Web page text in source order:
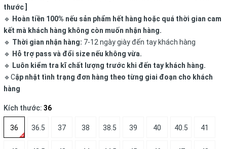
thước ]
🔹 Hoàn tiền 100% nếu sản phẩm hết hàng hoặc quá thời gian cam
kết mà khách hàng không còn muốn nhận hàng.
🔹 Thời gian nhận hàng: 7-12 ngày giày đến tay khách hàng
🔹 Hỗ trợ pass và đổi size nếu không vừa.
🔹 Luôn kiểm tra kĩ chất lượng trước khi đến tay khách hàng.
🔹Cập nhật tình trạng đơn hàng theo từng giai đoạn cho khách
hàng
Kích thước: 36
36 36.5 37 38 38.5 39 40 40.5 41